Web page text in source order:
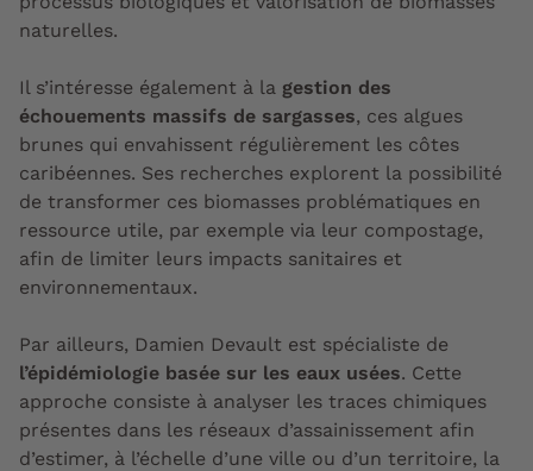
naturelles.
Il s’intéresse également à la gestion des
échouements massifs de sargasses, ces algues
brunes qui envahissent régulièrement les côtes
caribéennes. Ses recherches explorent la possibilité
de transformer ces biomasses problématiques en
ressource utile, par exemple via leur compostage,
afin de limiter leurs impacts sanitaires et
environnementaux.
Par ailleurs, Damien Devault est spécialiste de
l’épidémiologie basée sur les eaux usées. Cette
approche consiste à analyser les traces chimiques
présentes dans les réseaux d’assainissement afin
d’estimer, à l’échelle d’une ville ou d’un territoire, la